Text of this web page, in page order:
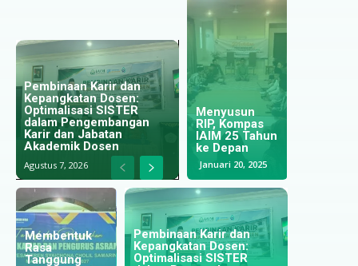
Pembinaan Karir dan
Kepangkatan Dosen:
Optimalisasi SISTER
dalam Pengembangan
Karir dan Jabatan
Akademik Dosen
Agustus 7, 2026
30, 2024
Menyusun
RIP, Kompas
IAIM 25 Tahun
ke Depan
Januari 20, 2025
Mengabdi
Tanpa Batas
dan Ikhlas
Seperti Surat
Al-Ikhlas
Juni 27, 2024
Menapaki
Langkah di
Perkuat
Pembinaan Karir dan
Kepangkatan Dosen:
Optimalisasi SISTER